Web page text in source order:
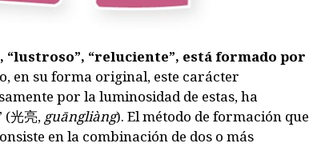
“reluciente”, está formado por
en su forma original, este carácter
por la luminosidad de estas, ha
(光亮, guāngliàng). El método de formación que
en la combinación de dos o más